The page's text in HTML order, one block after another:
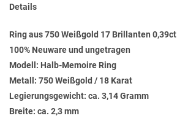
Details
Ring aus 750 Weißgold 17 Brillanten 0,39ct
100% Neuware und ungetragen
Modell: Halb-Memoire Ring
Metall: 750 Weißgold / 18 Karat
Legierungsgewicht: ca. 3,14 Gramm
Breite: ca. 2,3 mm